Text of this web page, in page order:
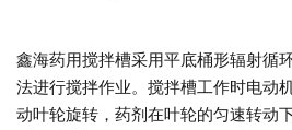
鑫海药用搅拌槽采用平底桶形辐射循
法进行搅拌作业。搅拌槽工作时电动
动叶轮旋转，药剂在叶轮的匀速转动